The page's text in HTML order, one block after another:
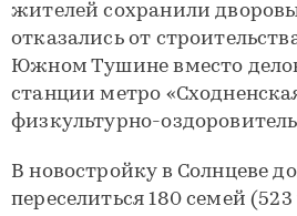
жителей сохранили
отказались от
Южном Тушине вместо
станции метро
физкультурно-
В новостройку в Солнцеве
переселиться 180 семей